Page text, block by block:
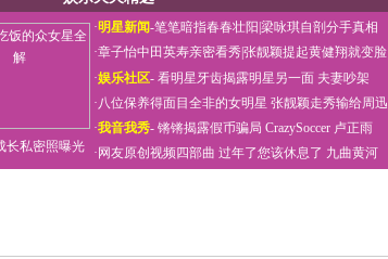
长私密照曝光
·明星新闻-笔笔暗指春春壮阳 梁咏琪自剖分手真相
·章子怡中田英寿亲密看秀张靓颖提起黄健翔就变脸
·娱乐社区- 看明星牙齿揭露明星另一面 夫妻吵架
·八位保养得面目全非的女明星 张靓颖走秀输给周迅
·我音我秀- 锵锵揭露假币骗局 CrazySoccer 卢正雨
· 网友原创视频四部曲 过年了您该休息了 九曲黄河